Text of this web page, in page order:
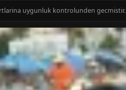
uygunluk kontrolunden gecmistir.